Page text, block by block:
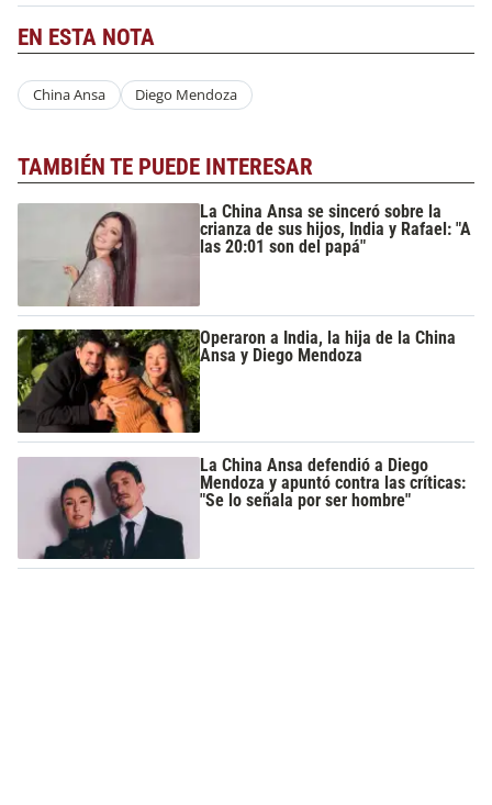
EN ESTA NOTA
China Ansa Diego Mendoza
TAMBIÉN TE PUEDE INTERESAR
La China Ansa se sinceró sobre la
crianza de sus hijos, India y Rafael: "A
las 20:01 son del papá"
Operaron a India, la hija de la China
Ansa y Diego Mendoza
La China Ansa defendió a Diego
Mendoza y apuntó contra las críticas:
"Se lo señala por ser hombre"